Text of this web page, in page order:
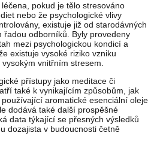
pokud je tělo stresováno
nebo že psychologické vlivy
existuje již od starodávných
řadou odborníků. Byly provedeny
mezi psychologickou kondicí a
existuje vysoké riziko vzniku
vnitřním stresem.
přístupy jako meditace či
také k vynikajícím způsobům, jak
aromatické esenciální oleje
dodává také další prospěšné
data týkající se přesných výsledků
dozajista v budoucnosti četně